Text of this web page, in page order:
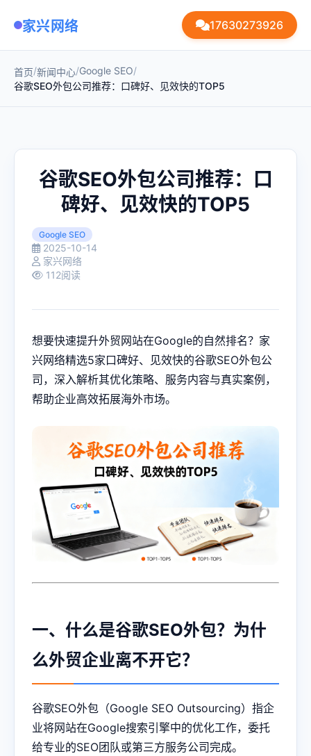
家兴网络 17630273926
首页/新闻中心/Google SEO/
谷歌SEO外包公司推荐：口碑好、见效快的TOP5
谷歌SEO外包公司推荐：口
碑好、见效快的TOP5
Google SEO
2025-10-14
家兴网络
112阅读
想要快速提升外贸网站在Google的自然排名？家
兴网络精选5家口碑好、见效快的谷歌SEO外包公
司，深入解析其优化策略、服务内容与真实案例，
帮助企业高效拓展海外市场。
一、什么是谷歌SEO外包？为什
么外贸企业离不开它？
谷歌SEO外包（Google SEO Outsourcing）指企
业将网站在Google搜索引擎中的优化工作，委托
给专业的SEO团队或第三方服务公司完成。